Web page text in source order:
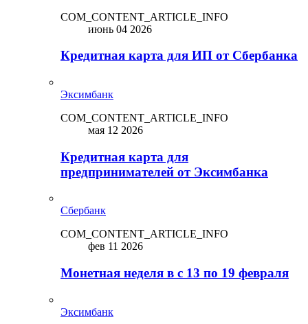
COM_CONTENT_ARTICLE_INFO
июнь 04 2026
Кредитная карта для ИП от Сбербанка
Эксимбанк
COM_CONTENT_ARTICLE_INFO
мая 12 2026
Кредитная карта для
предпринимателей от Эксимбанка
Сбербанк
COM_CONTENT_ARTICLE_INFO
фев 11 2026
Монетная неделя в с 13 по 19 февраля
Эксимбанк